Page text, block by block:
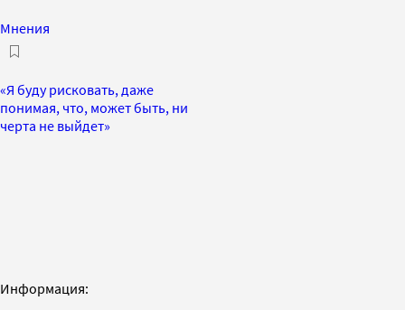
Мнения
«Я буду рисковать, даже
понимая, что, может быть, ни
черта не выйдет»
Информация: